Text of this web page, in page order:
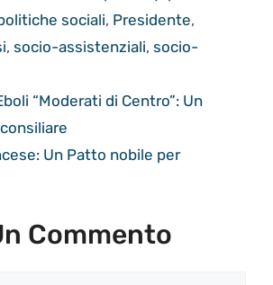
sociali, Presidente,
, socio-assistenziali, socio-
“Moderati di Centro”: Un
Un Patto nobile per
Commento